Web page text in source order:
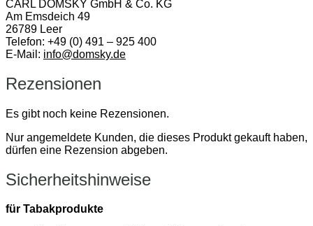
CARL DOMSKY GmbH & Co. KG
Am Emsdeich 49
26789 Leer
Telefon: +49 (0) 491 – 925 400
E-Mail: info@domsky.de
Rezensionen
Es gibt noch keine Rezensionen.
Nur angemeldete Kunden, die dieses Produkt gekauft haben,
dürfen eine Rezension abgeben.
Sicherheitshinweise
für Tabakprodukte